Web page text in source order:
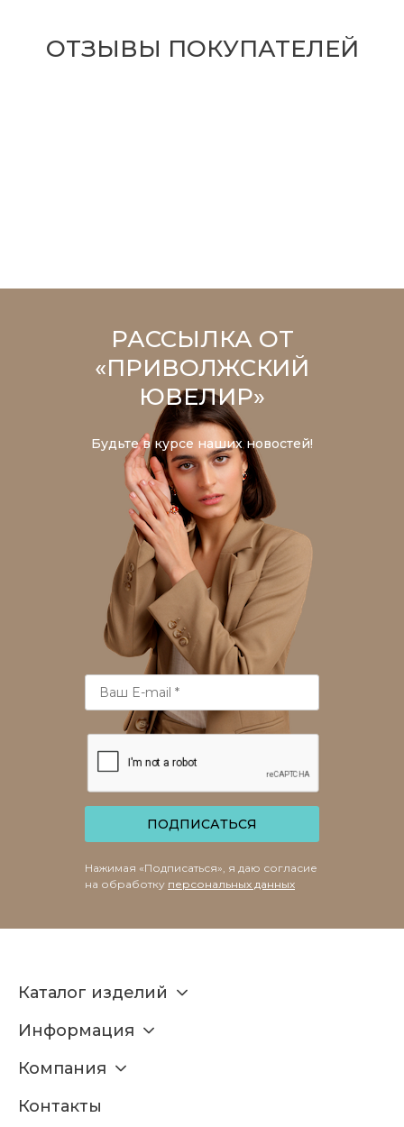
ОТЗЫВЫ ПОКУПАТЕЛЕЙ
РАССЫЛКА ОТ
«ПРИВОЛЖСКИЙ
ЮВЕЛИР»
Будьте в курсе наших новостей!
ПОДПИСАТЬСЯ
Нажимая «Подписаться», я даю согласие
на обработку персональных данных
Каталог изделий
Информация
Компания
Контакты